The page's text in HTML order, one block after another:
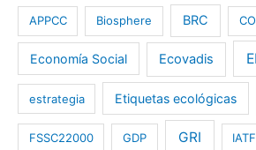
APPCC Biosphere BRC
Economía Social Ecovadis
estrategia Etiquetas ecológicas
FSSC22000 GDP GRI IATF